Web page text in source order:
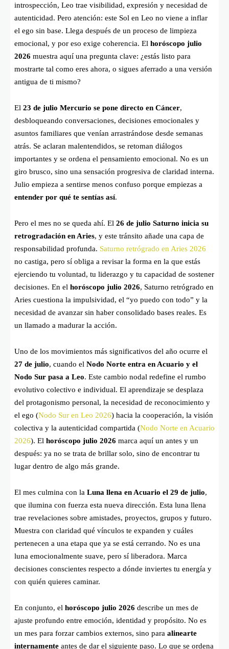
introspección, Leo trae visibilidad, expresión y necesidad de
autenticidad. Pero atención: este Sol en Leo no viene a inflar
el ego sin base. Llega después de un proceso de limpieza
emocional, y por eso exige coherencia. El horóscopo julio
2026 muestra aquí una pregunta clave: ¿estás listo para
mostrarte tal como eres ahora, o sigues aferrado a una versión
antigua de ti mismo?
El 23 de julio Mercurio se pone directo en Cáncer,
desbloqueando conversaciones, decisiones emocionales y
asuntos familiares que venían arrastrándose desde semanas
atrás. Se aclaran malentendidos, se retoman diálogos
importantes y se ordena el pensamiento emocional. No es un
giro brusco, sino una sensación progresiva de claridad interna.
Julio empieza a sentirse menos confuso porque empiezas a
entender por qué te sentías así.
Pero el mes no se queda ahí. El 26 de julio Saturno inicia su
retrogradación en Aries, y este tránsito añade una capa de
responsabilidad profunda. Saturno retrógrado en Aries 2026
no castiga, pero sí obliga a revisar la forma en la que estás
ejerciendo tu voluntad, tu liderazgo y tu capacidad de sostener
decisiones. En el horóscopo julio 2026, Saturno retrógrado en
Aries cuestiona la impulsividad, el “yo puedo con todo” y la
necesidad de avanzar sin haber consolidado bases reales. Es
un llamado a madurar la acción.
Uno de los movimientos más significativos del año ocurre el
27 de julio, cuando el Nodo Norte entra en Acuario y el
Nodo Sur pasa a Leo. Este cambio nodal redefine el rumbo
evolutivo colectivo e individual. El aprendizaje se desplaza
del protagonismo personal, la necesidad de reconocimiento y
el ego (Nodo Sur en Leo 2026) hacia la cooperación, la visión
colectiva y la autenticidad compartida (Nodo Norte en Acuario
2026). El horóscopo julio 2026 marca aquí un antes y un
después: ya no se trata de brillar solo, sino de encontrar tu
lugar dentro de algo más grande.
El mes culmina con la Luna llena en Acuario el 29 de julio,
que ilumina con fuerza esta nueva dirección. Esta luna llena
trae revelaciones sobre amistades, proyectos, grupos y futuro.
Muestra con claridad qué vínculos te expanden y cuáles
pertenecen a una etapa que ya se está cerrando. No es una
luna emocionalmente suave, pero sí liberadora. Marca
decisiones conscientes respecto a dónde inviertes tu energía y
con quién quieres caminar.
En conjunto, el horóscopo julio 2026 describe un mes de
ajuste profundo entre emoción, identidad y propósito. No es
un mes para forzar cambios externos, sino para alinearte
internamente antes de dar el siguiente paso. Lo que se ordena